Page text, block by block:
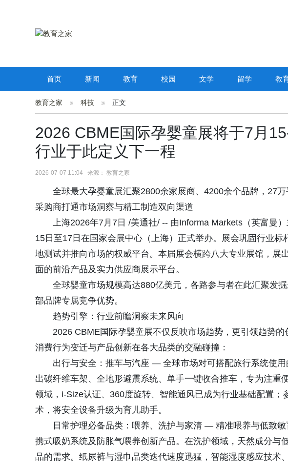
首页 新闻 教育 校园 文学 留学 教
教育之家 科技 正文
2026 CBME国际孕婴童展将于7月
行业于此定义下一程
2026-07-07 11:04 来源： 教育之家
全球最大孕婴童展汇聚2800余家展商、4200余个品牌，27
采购商打通市场洞察与精工制造双向渠道
上海2026年7月7日 /美通社/ -- 由Informa Markets（英富曼
15日至17日在国家会展中心（上海）正式举办。展会巩固行业
地测试并推向市场的权威平台。本届展会横跨八大专业展馆，展
面的前沿产品及实力供应商展示平台。
全球婴童市场规模高达880亿美元，各路参与者在此汇聚发
部品牌专属竞争优势。
趋势引擎：行业前瞻洞察未来风向
2026 CBME国际孕婴童展不仅反映市场趋势，更引领趋势
消费行为变迁与产品创新在各大品类的交融碰撞：
出行与安全：推车与汽座 — 全球市场对可搭配旅行系统使
出碳纤维车架、全地形避震系统、单手一键收合推车，专为注重
领域，i-Size认证、360度旋转、智能通风已成为行业基础配置；
术，将安全设备升级为育儿助手。
日常护理必备品类：喂养、洗护与家清 — 精准喂养与低致
携式吸奶系统及防胀气喂养创新产品。在洗护领域，天然成分与
品的需求。纸尿裤与湿巾品类迭代速度迅猛，智能湿度感应技术